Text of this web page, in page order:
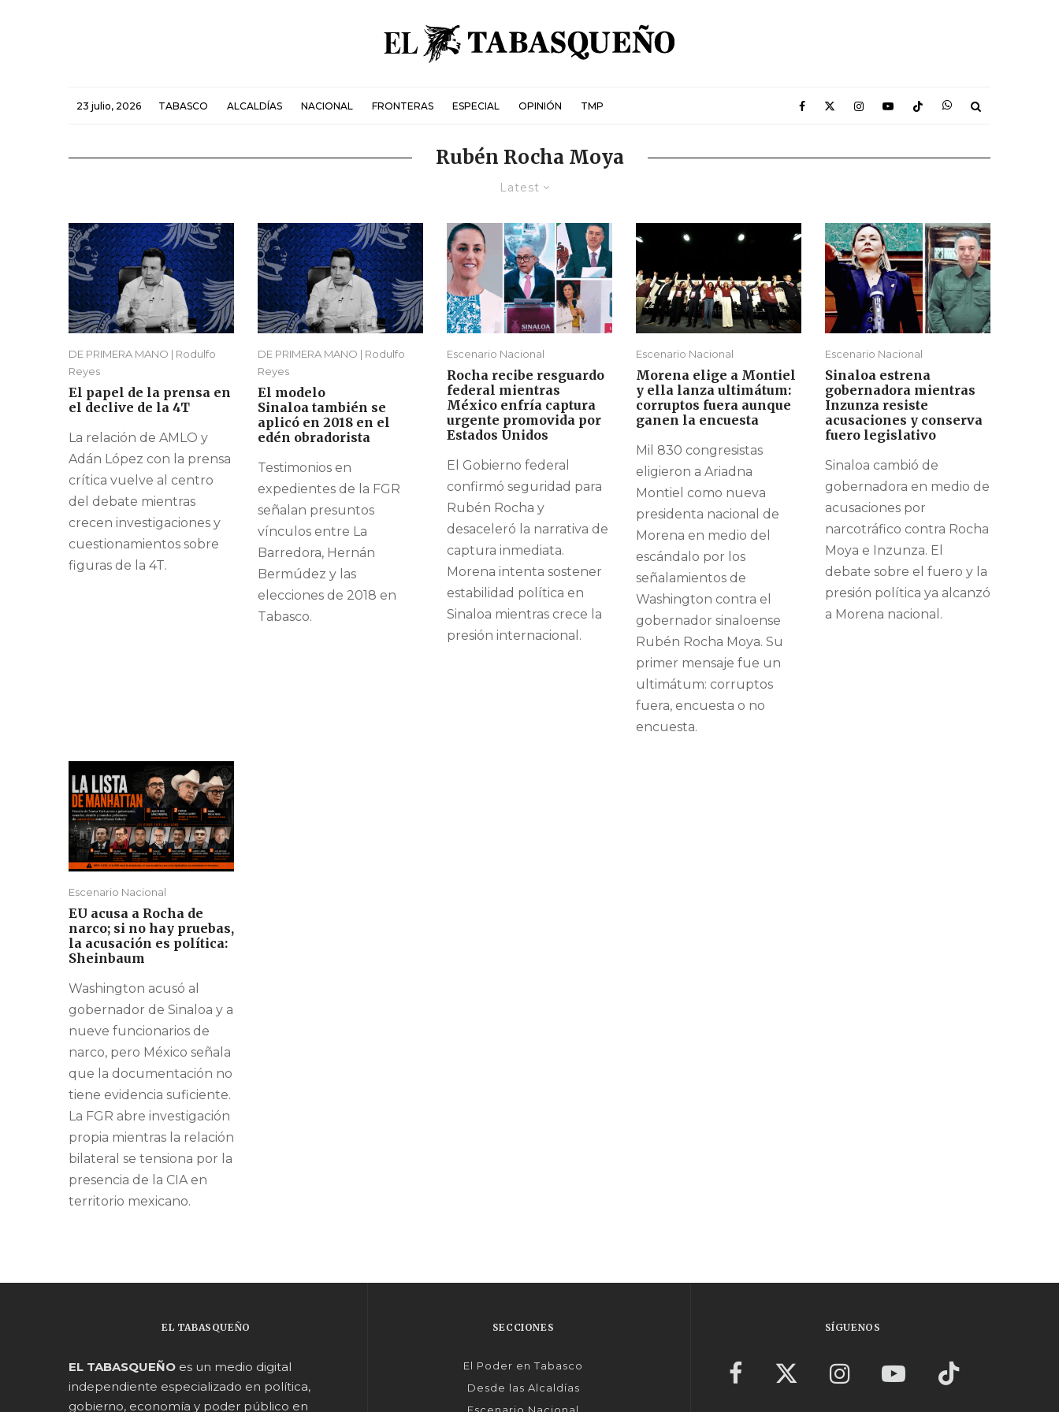
23 julio, 2026 TABASCO ALCALDÍAS NACIONAL FRONTERAS ESPECIAL OPINIÓN TMP
Rubén Rocha Moya
Latest
DE PRIMERA MANO | Rodulfo
Reyes
El papel de la prensa en
el declive de la 4T
La relación de AMLO y
Adán López con la prensa
crítica vuelve al centro
del debate mientras
crecen investigaciones y
cuestionamientos sobre
figuras de la 4T.
DE PRIMERA MANO | Rodulfo
Reyes
El modelo
Sinaloa también se
aplicó en 2018 en el
edén obradorista
Testimonios en
expedientes de la FGR
señalan presuntos
vínculos entre La
Barredora, Hernán
Bermúdez y las
elecciones de 2018 en
Tabasco.
Escenario Nacional
Rocha recibe resguardo
federal mientras
México enfría captura
urgente promovida por
Estados Unidos
El Gobierno federal
confirmó seguridad para
Rubén Rocha y
desaceleró la narrativa de
captura inmediata.
Morena intenta sostener
estabilidad política en
Sinaloa mientras crece la
presión internacional.
Escenario Nacional
Morena elige a Montiel
y ella lanza ultimátum:
corruptos fuera aunque
ganen la encuesta
Mil 830 congresistas
eligieron a Ariadna
Montiel como nueva
presidenta nacional de
Morena en medio del
escándalo por los
señalamientos de
Washington contra el
gobernador sinaloense
Rubén Rocha Moya. Su
primer mensaje fue un
ultimátum: corruptos
fuera, encuesta o no
encuesta.
Escenario Nacional
Sinaloa estrena
gobernadora mientras
Inzunza resiste
acusaciones y conserva
fuero legislativo
Sinaloa cambió de
gobernadora en medio de
acusaciones por
narcotráfico contra Rocha
Moya e Inzunza. El
debate sobre el fuero y la
presión política ya alcanzó
a Morena nacional.
Escenario Nacional
EU acusa a Rocha de
narco; si no hay pruebas,
la acusación es política:
Sheinbaum
Washington acusó al
gobernador de Sinaloa y a
nueve funcionarios de
narco, pero México señala
que la documentación no
tiene evidencia suficiente.
La FGR abre investigación
propia mientras la relación
bilateral se tensiona por la
presencia de la CIA en
territorio mexicano.
EL TABASQUEÑO
EL TABASQUEÑO es un medio digital
independiente especializado en política,
gobierno, economía y poder público en
SECCIONES
El Poder en Tabasco
Desde las Alcaldías
SÍGUENOS